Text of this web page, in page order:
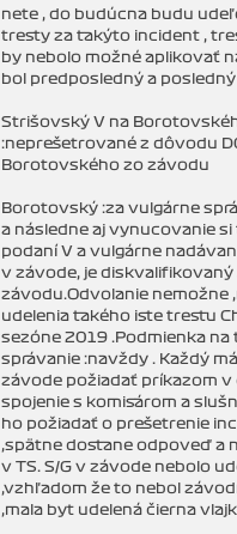
nete , do budúcna budu
tresty za takýto incident ,
by nebolo možné aplikovať
bol predposledný a posledný
Strišovský V na
:neprešetrované z dôvodu
Borotovského zo závodu
Borotovský :za vulgárne
a následne aj vynucovanie
podaní V a vulgárne
v závode, je diskvalifikovaný
závodu.Odvolanie nemožne
udelenia takého iste trestu
sezóne 2019 .Podmienka na
správanie :navždy . Každý
závode požiadať príkazom v
spojenie s komisárom a
ho požiadať o prešetrenie
,spätne dostane odpoveď a
v TS. S/G v závode nebolo
,vzhľadom že to nebol
,mala byt udelená čierna